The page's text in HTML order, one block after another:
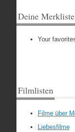
Deine
Your
Filmlisten
Filme über
Liebesfilme